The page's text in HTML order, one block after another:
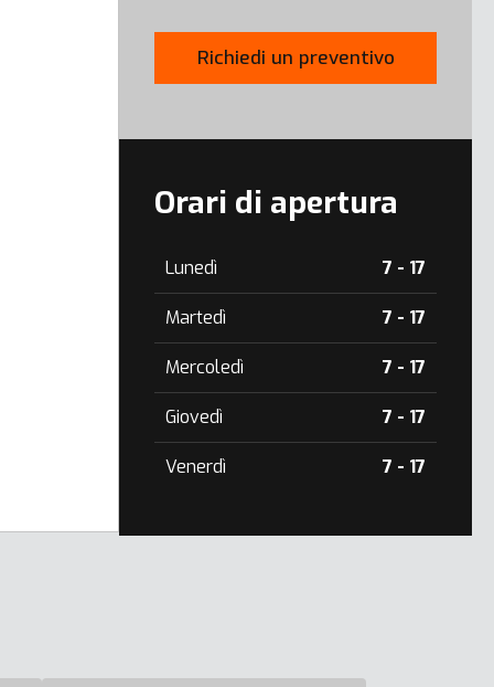
Richiedi un preventivo
Orari di apertura
Lunedì 7 - 17
Martedì 7 - 17
Mercoledì 7 - 17
Giovedì 7 - 17
Venerdì 7 - 17